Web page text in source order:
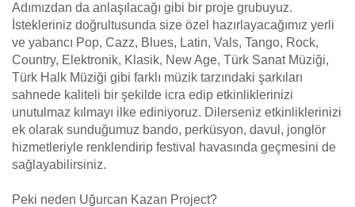
Adımızdan da anlaşılacağı gibi bir proje grubuyuz.
İstekleriniz doğrultusunda size özel hazırlayacağımız yerli
ve yabancı Pop, Cazz, Blues, Latin, Vals, Tango, Rock,
Country, Elektronik, Klasik, New Age, Türk Sanat Müziği,
Türk Halk Müziği gibi farklı müzik tarzındaki şarkıları
sahnede kaliteli bir şekilde icra edip etkinliklerinizi
unutulmaz kılmayı ilke ediniyoruz. Dilerseniz etkinliklerinizi
ek olarak sunduğumuz bando, perküsyon, davul, jonglör
hizmetleriyle renklendirip festival havasında geçmesini de
sağlayabilirsiniz.
Peki neden Uğurcan Kazan Project?